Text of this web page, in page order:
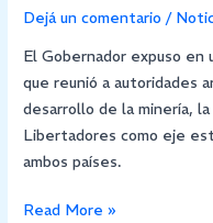
Dejá un comentario /
El Gobernador expuso
que reunió a autoridades
desarrollo de la minería,
Libertadores como eje
ambos países.
Read More »